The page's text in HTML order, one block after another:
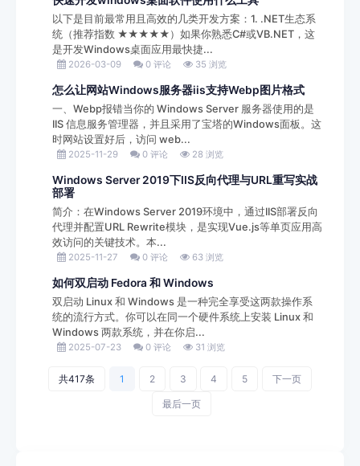
以下是目前最常用且高效的几类开发方案：1. .NET生态系
统（推荐指数 ★★★★★）如果你熟悉C#或VB.NET，这
是开发Windows桌面应用最快捷...
2026-03-09 0 评论 35 浏览
怎么让网站Windows服务器iis支持Webp图片格式
一、Webp报错当你的 Windows Server 服务器使用的是
IIS 信息服务管理器，并且采用了宝塔的Windows面板。这
时网站设置好后，访问 web...
2025-11-29 0 评论 28 浏览
Windows Server 2019下IIS反向代理与URL重写实战
部署
简介：在Windows Server 2019环境中，通过IIS部署反向
代理并配置URL Rewrite模块，是实现Vue.js等单页应用高
效访问的关键技术。本...
2025-11-27 0 评论 63 浏览
如何双启动 Fedora 和 Windows
双启动 Linux 和 Windows 是一种完全享受这两款操作系
统的流行方式。你可以在同一个硬件系统上安装 Linux 和
Windows 两款系统，并在你启...
2025-07-23 0 评论 31 浏览
共417条 1 2 3 4 5 下一页
最后一页